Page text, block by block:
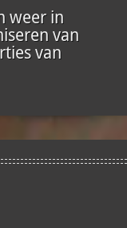
weer in
van
van